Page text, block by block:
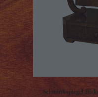
Schminkspiegel